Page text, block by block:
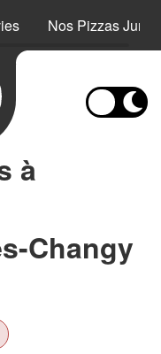
Nos Pizzas Junior
à
Changy